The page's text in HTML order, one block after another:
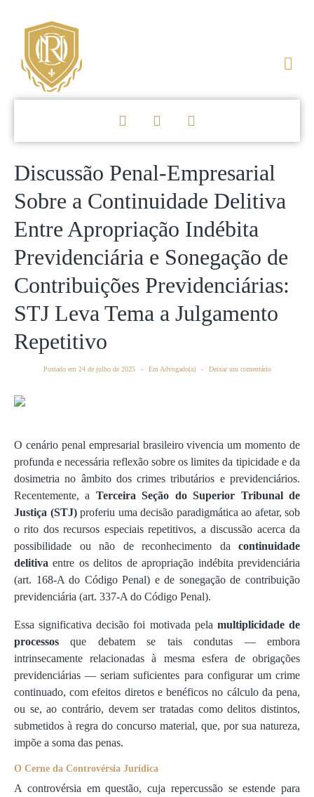
Discussão Penal-Empresarial
Sobre a Continuidade Delitiva
Entre Apropriação Indébita
Previdenciária e Sonegação de
Contribuições Previdenciárias:
STJ Leva Tema a Julgamento
Repetitivo
Postado em 24 de julho de 2025 Em Advogado(a) Deixar um comentário
O cenário penal empresarial brasileiro vivencia um momento de
profunda e necessária reflexão sobre os limites da tipicidade e da
dosimetria no âmbito dos crimes tributários e previdenciários.
Recentemente, a Terceira Seção do Superior Tribunal de
Justiça (STJ)proferiu uma decisão paradigmática ao afetar, sob
o rito dos recursos especiais repetitivos, a discussão acerca da
possibilidade ou não de reconhecimento da continuidade
delitiva entre os delitos de apropriação indébita previdenciária
(art. 168-A do Código Penal) e de sonegação de contribuição
previdenciária (art. 337-A do Código Penal).
Essa significativa decisão foi motivada pela multiplicidade de
processos que debatem se tais condutas — embora
intrinsecamente relacionadas à mesma esfera de obrigações
previdenciárias — seriam suficientes para configurar um crime
continuado, com efeitos diretos e benéficos no cálculo da pena,
ou se, ao contrário, devem ser tratadas como delitos distintos,
submetidos à regra do concurso material, que, por sua natureza,
impõe a soma das penas.
O Cerne da Controvérsia Jurídica
A controvérsia em questão, cuja repercussão se estende para